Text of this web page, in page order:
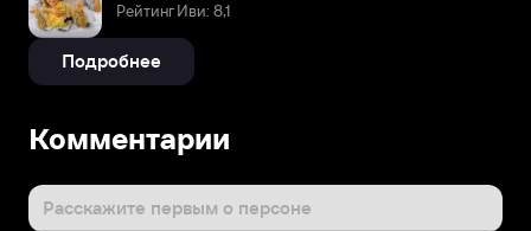
Рейтинг Иви: 8,1
Подробнее
Комментарии
Расскажите первым о персоне